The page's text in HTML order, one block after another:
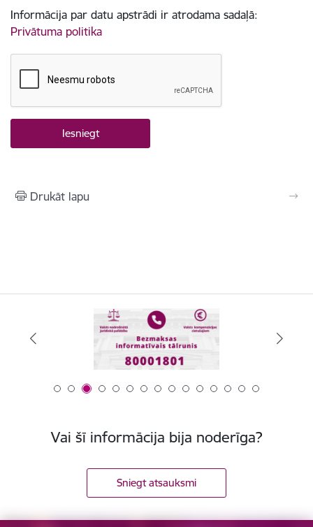
Informācija par datu apstrādi ir atrodama sadaļā:
Privātuma politika
Drukāt lapu
Vai šī informācija bija noderīga?
Sniegt atsauksmi